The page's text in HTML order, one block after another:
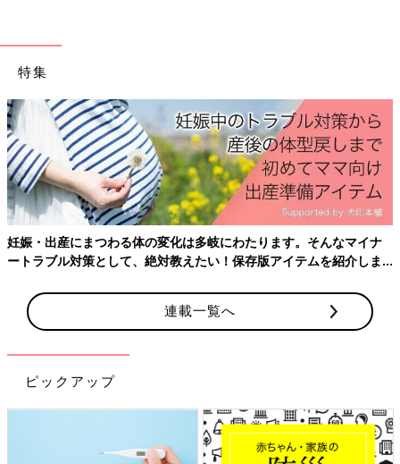
ね♪（文・岡本梓）
※記事内容でご紹介している投稿、リンク先は、削除される場合
があります。あらかじめご了承ください。
※記事の内容は記載当時の情報であり、現在と異なる場合があり
ます。
特集
妊娠・出産にまつわる体の変化は多岐にわたります。そんなマイナ
ートラブル対策として、絶対教えたい！保存版アイテムを紹介しま
連載一覧へ
ピックアップ